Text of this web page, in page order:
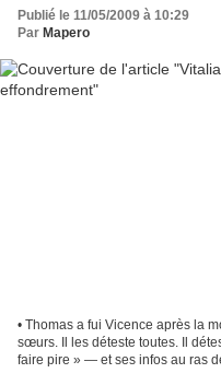
Publié le 11/05/2009 à 10:29
Par Mapero
• Thomas a fui Vicence après la
sœurs. Il les déteste toutes. Il
faire pire » — et ses infos au ras